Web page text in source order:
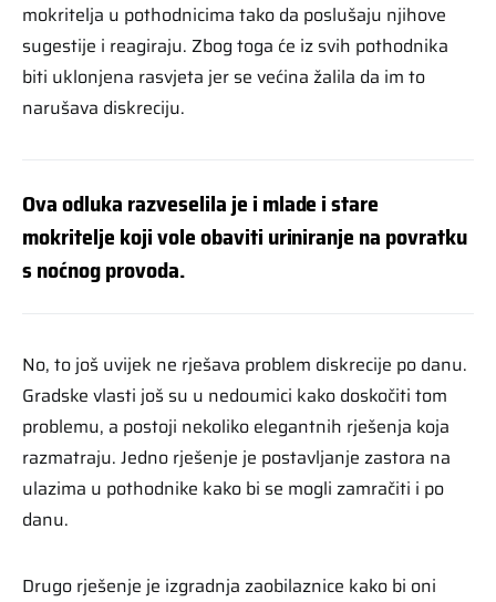
mokritelja u pothodnicima tako da poslušaju njihove
sugestije i reagiraju. Zbog toga će iz svih pothodnika
biti uklonjena rasvjeta jer se većina žalila da im to
narušava diskreciju.
Ova odluka razveselila je i mlade i stare
mokritelje koji vole obaviti uriniranje na povratku
s noćnog provoda.
No, to još uvijek ne rješava problem diskrecije po danu.
Gradske vlasti još su u nedoumici kako doskočiti tom
problemu, a postoji nekoliko elegantnih rješenja koja
razmatraju. Jedno rješenje je postavljanje zastora na
ulazima u pothodnike kako bi se mogli zamračiti i po
danu.
Drugo rješenje je izgradnja zaobilaznice kako bi oni